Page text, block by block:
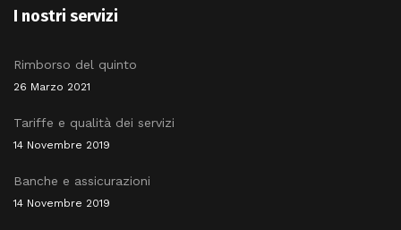
I nostri servizi
Rimborso del quinto
26 Marzo 2021
Tariffe e qualità dei servizi
14 Novembre 2019
Banche e assicurazioni
14 Novembre 2019